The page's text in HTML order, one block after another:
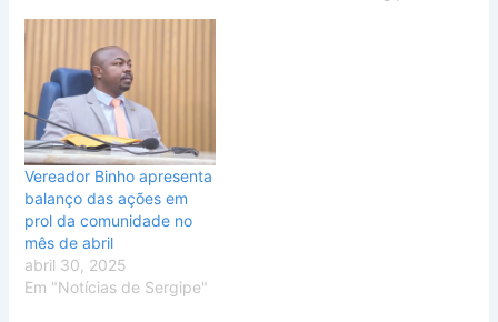
Vereador Binho apresenta
balanço das ações em
prol da comunidade no
mês de abril
abril 30, 2025
Em "Notícias de Sergipe"